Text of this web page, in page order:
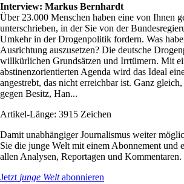
Interview: Markus Bernhardt
Über 23.000 Menschen haben eine von Ihnen
unterschrieben, in der Sie von der
Umkehr in der Drogenpolitik fordern. Was
Ausrichtung auszusetzen? Die deutsche
willkürlichen Grundsätzen und Irrtümern. Mit
abstinenzorientierten Agenda wird das Ideal
angestrebt, das nicht erreichbar ist. Ganz
gegen Besitz, Han...
Artikel-Länge: 3915 Zeichen
Damit unabhängiger Journalismus weiter
Sie die junge Welt mit einem Abonnement und
allen Analysen, Reportagen und Kommentaren.
Jetzt junge Weltabonnieren